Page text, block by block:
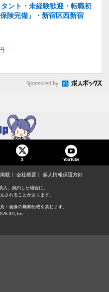
ント・未経験歓迎・転職初
険完備」・新宿区西新宿
Sponsored by
X YouTube
載 会社概要 個人情報保護方針
、契約した場合に、
されることがあります。
・画像の無断転載を禁じます。
IID, Inc.